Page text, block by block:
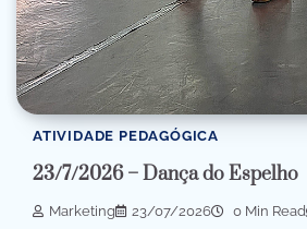
ATIVIDADE PEDAGÓGICA
23/7/2026 – Dança do Espelho
Marketing 23/07/2026 0 Min Read